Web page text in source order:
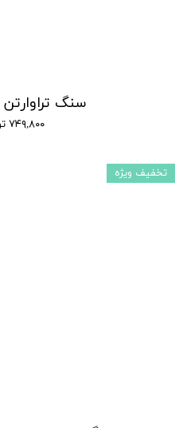
سنگ
۷۴۹,۸۰۰ تومان
تخفیف ویژه